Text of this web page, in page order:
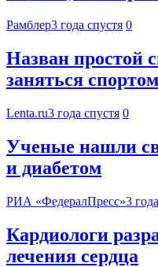
Рамблер3 года спустя 0
Назван простой
заняться спортом
Lenta.ru3 года спустя 0
Ученые нашли
и диабетом
РИА «ФедералПресс»3
Кардиологи
лечения сердца